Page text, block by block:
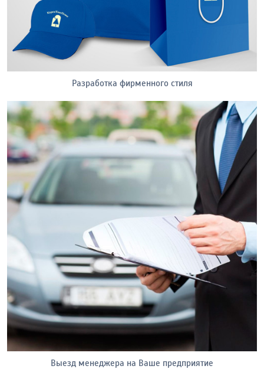
Разработка фирменного стиля
Выезд менеджера на Ваше предприятие